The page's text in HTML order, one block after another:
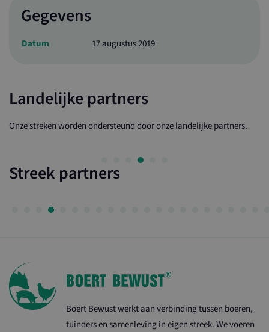
Gegevens
Datum 17 augustus 2019
Landelijke partners
Onze streken worden ondersteund door onze landelijke partners.
Streek partners
Boert Bewust werkt aan verbinding tussen boeren,
tuinders en samenleving in eigen streek. We voeren